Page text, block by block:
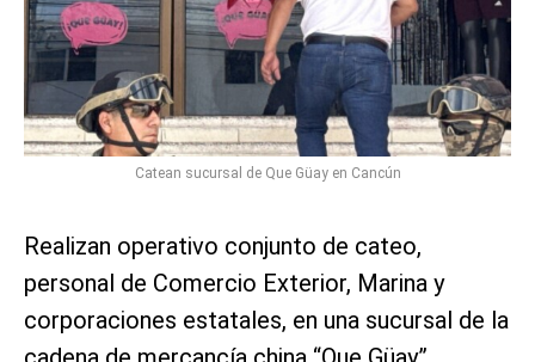
Catean sucursal de Que Güay en Cancún
Realizan operativo conjunto de cateo,
personal de Comercio Exterior, Marina y
corporaciones estatales, en una sucursal de la